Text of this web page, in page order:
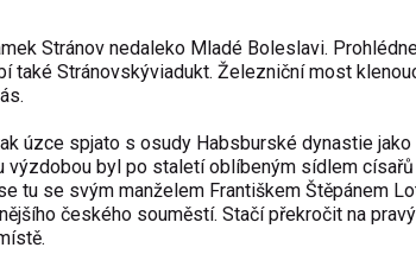
Stránov nedaleko Mladé Boleslavi.
také Stránovskýviadukt. Železniční most
úzce spjato s osudy Habsburské dynastie jako
byl po staletí oblíbeným sídlem
tu se svým manželem Františkem Štěpánem
českého souměstí. Stačí překročit na